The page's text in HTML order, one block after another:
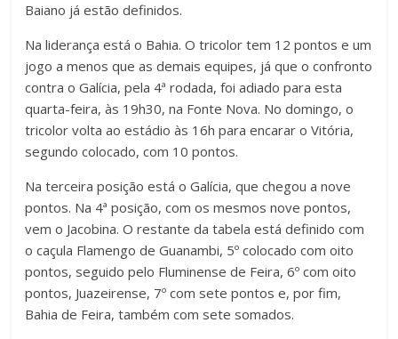
Baiano já estão definidos.
Na liderança está o Bahia. O tricolor tem 12 pontos e um
jogo a menos que as demais equipes, já que o confronto
contra o Galícia, pela 4ª rodada, foi adiado para esta
quarta-feira, às 19h30, na Fonte Nova. No domingo, o
tricolor volta ao estádio às 16h para encarar o Vitória,
segundo colocado, com 10 pontos.
Na terceira posição está o Galícia, que chegou a nove
pontos. Na 4ª posição, com os mesmos nove pontos,
vem o Jacobina. O restante da tabela está definido com
o caçula Flamengo de Guanambi, 5º colocado com oito
pontos, seguido pelo Fluminense de Feira, 6º com oito
pontos, Juazeirense, 7º com sete pontos e, por fim,
Bahia de Feira, também com sete somados.